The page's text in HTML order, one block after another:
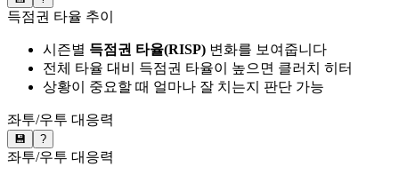
득점권 타율 추이
시즌별 득점권 타율(RISP) 변화를 보여줍니다
전체 타율 대비 득점권 타율이 높으면 클러치 히터
상황이 중요할 때 얼마나 잘 치는지 판단 가능
좌투/우투 대응력
💾 ?
좌투/우투 대응력